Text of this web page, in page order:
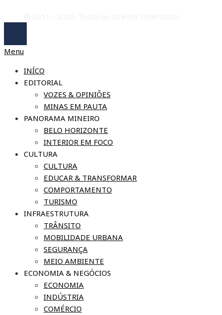
Menu
INÍCO
EDITORIAL
VOZES & OPINIÕES
MINAS EM PAUTA
PANORAMA MINEIRO
BELO HORIZONTE
INTERIOR EM FOCO
CULTURA
CULTURA
EDUCAR & TRANSFORMAR
COMPORTAMENTO
TURISMO
INFRAESTRUTURA
TRÂNSITO
MOBILIDADE URBANA
SEGURANÇA
MEIO AMBIENTE
ECONOMIA & NEGÓCIOS
ECONOMIA
INDÚSTRIA
COMÉRCIO